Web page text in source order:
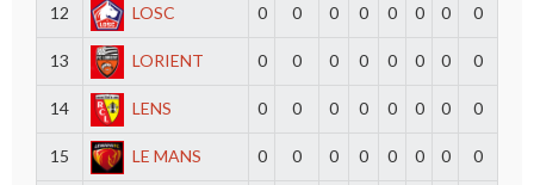
12 LOSC 0 0 0 0 0 0 0 0
13 LORIENT 0 0 0 0 0 0 0 0
14 LENS 0 0 0 0 0 0 0 0
15 LE MANS 0 0 0 0 0 0 0 0